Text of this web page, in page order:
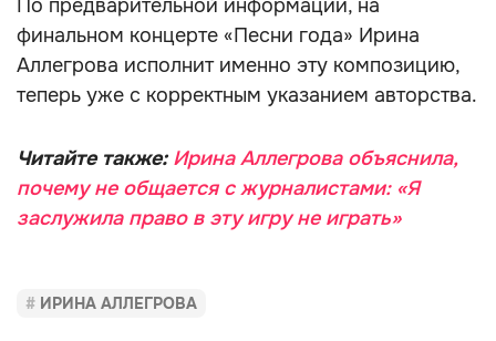
По предварительной информации, на
финальном концерте «Песни года» Ирина
Аллегрова исполнит именно эту композицию,
теперь уже с корректным указанием авторства.
Читайте также: Ирина Аллегрова объяснила,
почему не общается с журналистами: «Я
заслужила право в эту игру не играть»
ИРИНА АЛЛЕГРОВА